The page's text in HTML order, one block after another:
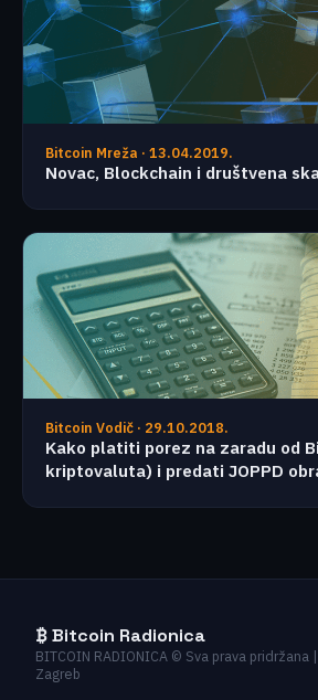
Bitcoin Mreža · 13.04.2019.
Novac, Blockchain i društvena
Bitcoin Vodič · 29.10.2018.
Kako platiti porez na zaradu od
kriptovaluta) i predati JOPPD
₿ Bitcoin Radionica
BITCOIN RADIONICA © Sva prava pridržana |
Zagreb